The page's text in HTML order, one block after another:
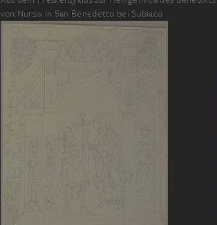
von Nursia in San Benedetto bei Subiaco